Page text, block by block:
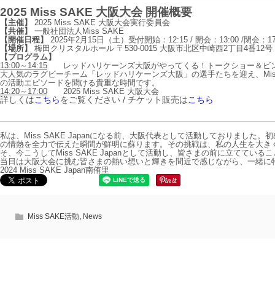
2025 Miss SAKE 大阪大会 開催概要
【主催】
2025 Miss SAKE 大阪大会実行委員会
【共催】
一般社団法人Miss SAKE
【開催日程】
2025年2月15日（土）受付開始：12:15 / 開会：13:00 /閉会：
【場所】
梅田クリスタルホール 〒530-0015 大阪市北区中崎西2丁目4番12
【プログラム】
13:00～14:15 レッドハリケーンズ大阪がやってくる！トークショー＆ビ
大人気のラグビーチーム「レッドハリケーンズ大阪」の選手たちを迎え、
の活動エピソードを聞ける貴重な時間です。
14:20～17:00 2025 Miss SAKE 大阪大会
詳しくはこちらをご覧ください / チケット販売はこちら
私は、Miss SAKE Japanになる前、大阪代表として活動しておりました。
の情熱を全力で伝えた瞬間が鮮明に蘇ります。その挑戦は、私の人生を大
そ、今こうしてMiss SAKE Japanとして活動し、皆さまの前に立てている
当日は大阪大会に挑む皆さまの熱い想いと輝きを間近で感じながら、一緒
2024 Miss SAKE Japan南侑里
Miss SAKE活動, News